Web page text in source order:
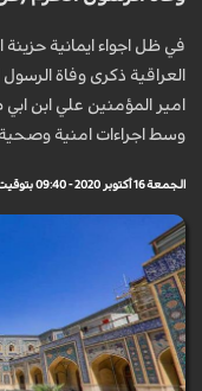
في ظل اجواء ايمانية
العراقية ذكرى وفاة
امير المؤمنين علي ابن
وسط اجراءات امنية
الجمعة 16 أكتوبر 2020 - 09:40 بتوقيت مكة